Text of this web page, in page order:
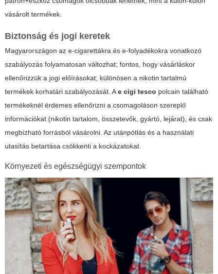
vásárolt termékek.
Biztonság és jogi keretek
Magyarországon az e-cigarettákra és e-folyadékokra vonatkozó
szabályozás folyamatosan változhat; fontos, hogy vásárláskor
ellenőrizzük a jogi előírásokat, különösen a nikotin tartalmú
termékek korhatári szabályozását. Ae cigi tesco polcain található
termékeknél érdemes ellenőrizni a csomagoláson szereplő
információkat (nikotin tartalom, összetevők, gyártó, lejárat), és csak
megbízható forrásból vásárolni. Az utánpótlás és a használati
utasítás betartása csökkenti a kockázatokat.
Környezeti és egészségügyi szempontok